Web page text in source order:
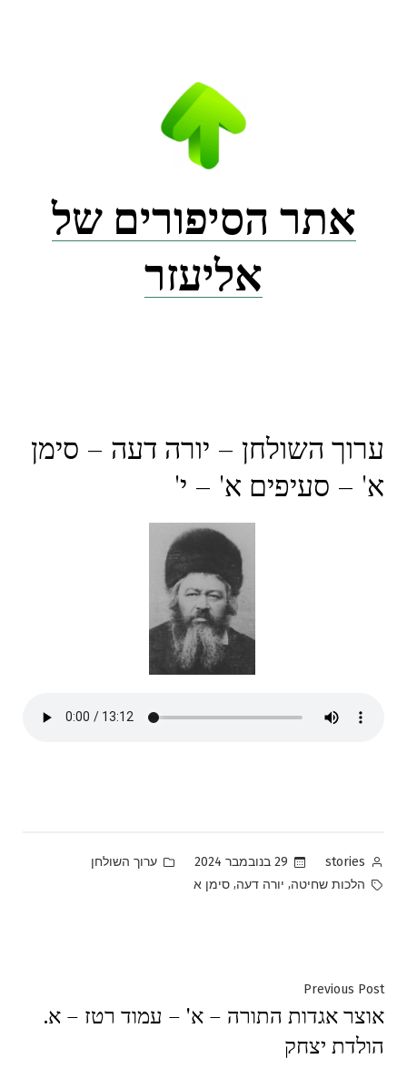
אתר הסיפורים של
אליעזר
ערוך השולחן – יורה דעה – סימן
א' – סעיפים א' – י'
Posted
by
stories 29 בנובמבר 2024
Posted
ערוך השולחן
Tags:
הלכות שחיטה, יורה דעה, סימן א
ניווט
Previous Post
post:
אוצר אגדות התורה – א' – עמוד רטז – א.
הולדת יצחק